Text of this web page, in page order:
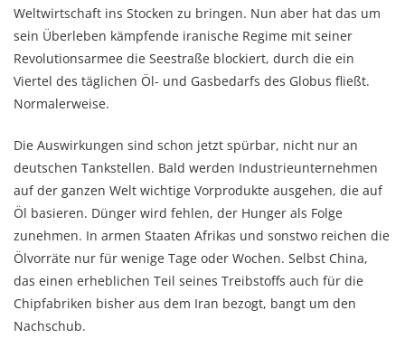
Weltwirtschaft ins Stocken zu bringen. Nun aber hat das um
sein Überleben kämpfende iranische Regime mit seiner
Revolutionsarmee die Seestraße blockiert, durch die ein
Viertel des täglichen Öl- und Gasbedarfs des Globus fließt.
Normalerweise.
Die Auswirkungen sind schon jetzt spürbar, nicht nur an
deutschen Tankstellen. Bald werden Industrieunternehmen
auf der ganzen Welt wichtige Vorprodukte ausgehen, die auf
Öl basieren. Dünger wird fehlen, der Hunger als Folge
zunehmen. In armen Staaten Afrikas und sonstwo reichen die
Ölvorräte nur für wenige Tage oder Wochen. Selbst China,
das einen erheblichen Teil seines Treibstoffs auch für die
Chipfabriken bisher aus dem Iran bezogt, bangt um den
Nachschub.